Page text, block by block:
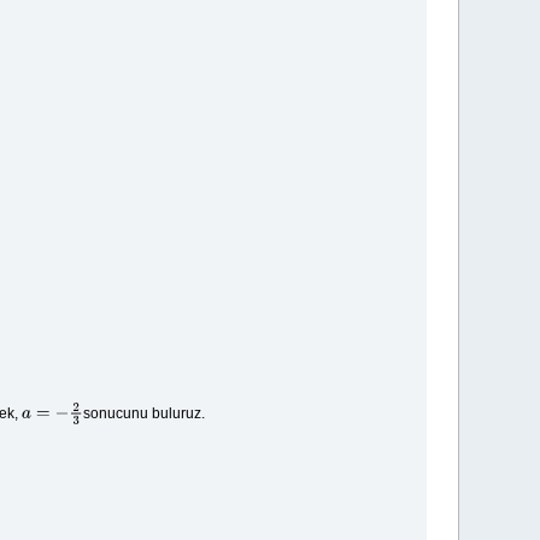
a=−2 3 sonucunu buluruz.